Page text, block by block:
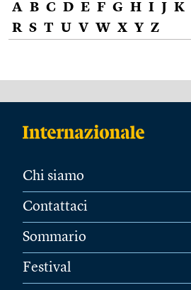
A B C D E F G H I J K
R S T U V W X Y Z
Chi siamo
Contattaci
Sommario
Festival